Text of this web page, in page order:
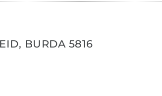
BURDA 5816